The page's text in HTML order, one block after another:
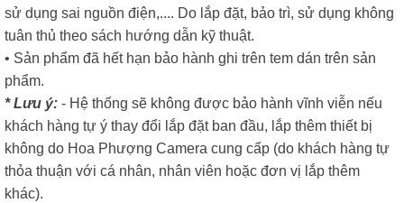
sử dụng sai nguồn điện,.... Do lắp đặt, bảo trì, sử dụng không
tuân thủ theo sách hướng dẫn kỹ thuật.
• Sản phẩm đã hết hạn bảo hành ghi trên tem dán trên sản
phẩm.
* Lưu ý: - Hệ thống sẽ không được bảo hành vĩnh viễn nếu
khách hàng tự ý thay đổi lắp đặt ban đầu, lắp thêm thiết bị
không do Hoa Phượng Camera cung cấp (do khách hàng tự
thỏa thuận với cá nhân, nhân viên hoặc đơn vị lắp thêm
khác).